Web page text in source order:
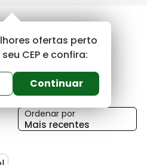
ofertas perto
CEP e confira:
Continuar
Ordenar por
Mais recentes